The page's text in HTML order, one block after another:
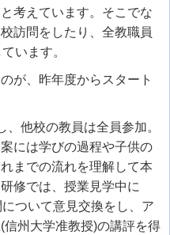
考えています。そこでな
訪問をしたり、全教職員
います。
が、昨年度からスタート
他校の教員は全員参加。
には学びの過程や子供の
までの流れを理解して本
修では、授業見学中に
ついて意見交換をし、ア
(信州大学准教授)の講評を得